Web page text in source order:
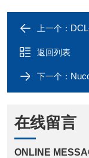
上一个：
返回列表
下一个：
在线留言
ONLINE